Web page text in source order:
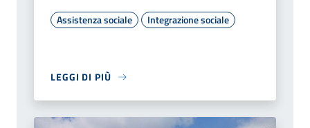
Assistenza sociale Integrazione sociale
LEGGI DI PIÙ